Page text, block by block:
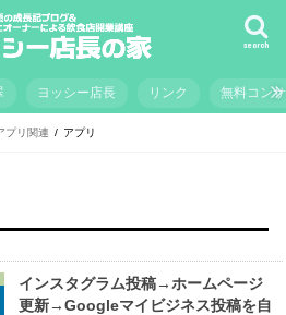
search
ヨッシー店長 リンク 無料コン
プリ関連 アプリ
インスタグラム投稿→ホームページ
更新→Googleマイビジネス投稿を自